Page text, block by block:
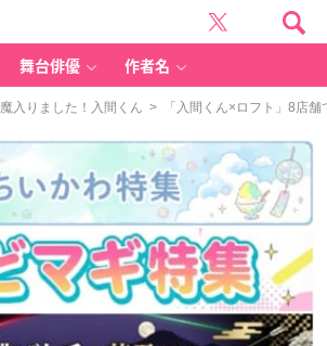
舞台俳優 作者名
魔入りました！入間くん > 「入間くん×ロフト」8店舗